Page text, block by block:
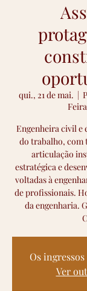
qui., 21 de mai.
  |
Engenheira civil e
do trabalho,
articulação
estratégica e
voltadas à
de profissionais.
da engenharia.
Os
Ver